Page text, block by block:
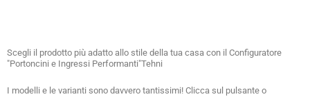
Scegli il prodotto più adatto allo stile della tua casa con il Configuratore
"Portoncini e Ingressi Performanti"Tehni
I modelli e le varianti sono davvero tantissimi! Clicca sul pulsante o